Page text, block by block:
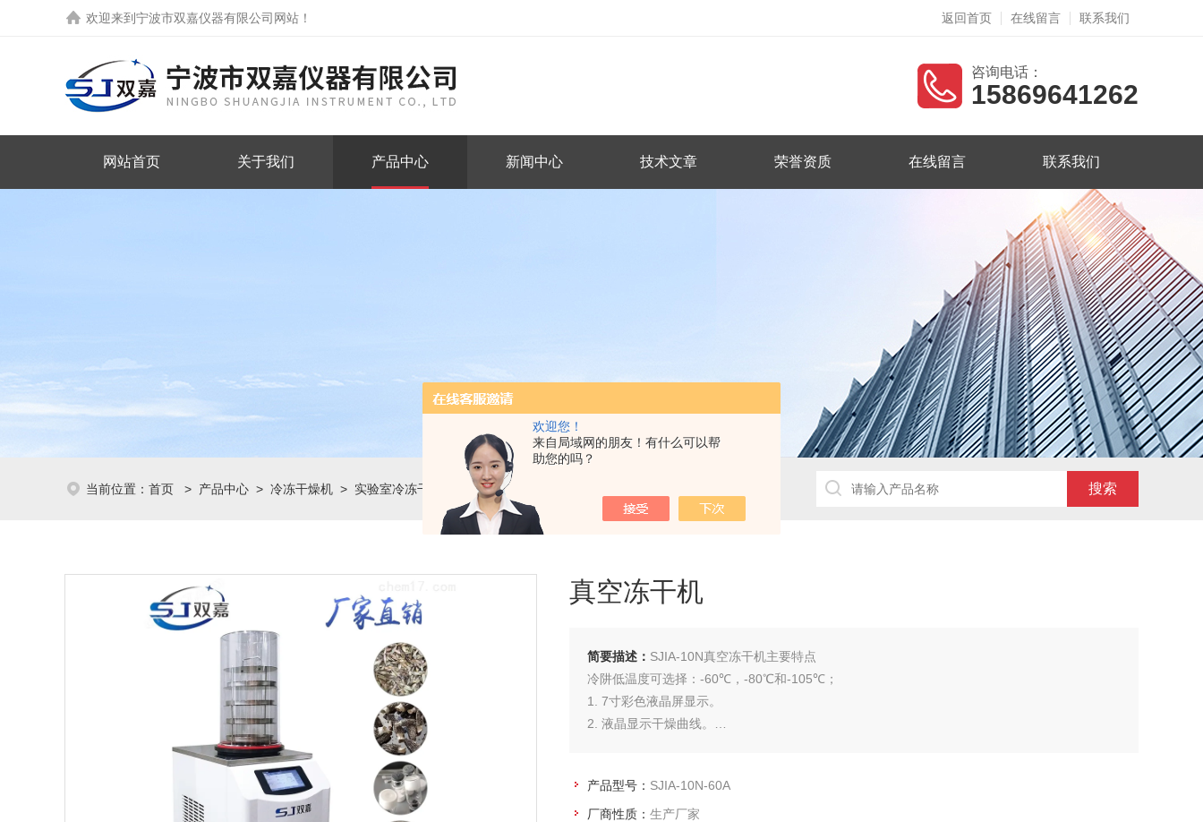
欢迎您！
来自局域网的朋友！有什么可以帮
助您的吗？
欢迎来到 宁波市双嘉仪器有限公司网站 ！ 返回首页 在线留言 联系我们
咨询电话：
15869641262
网站首页 关于我们 产品中心 新闻中心 技术文章 荣誉资质 在线留言 联系我们
当前位置： 首页 > 产品中心 > 冷冻干燥机 > 实验室冷冻干燥机（经济款）
真空冻干机
简要描述： SJIA-10N真空冻干机主要特点
冷阱低温度可选择：-60℃，-80℃和-105℃；
1. 7寸彩色液晶屏显示。
2. 液晶显示干燥曲线。
产品型号： SJIA-10N-60A
厂商性质： 生产厂家